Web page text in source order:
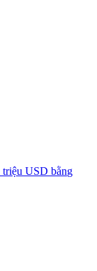
triệu USD bằng